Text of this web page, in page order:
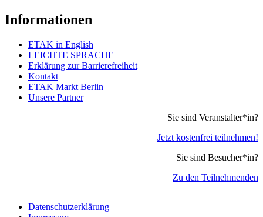
Informationen
ETAK in English
LEICHTE SPRACHE
Erklärung zur Barrierefreiheit
Kontakt
ETAK Markt Berlin
Unsere Partner
Sie sind Veranstalter*in?
Jetzt kostenfrei teilnehmen!
Sie sind Besucher*in?
Zu den Teilnehmenden
Datenschutzerklärung